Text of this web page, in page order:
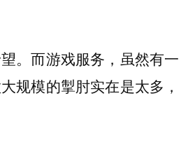
。而游戏服务，虽然有一
规模的掣肘实在是太多，